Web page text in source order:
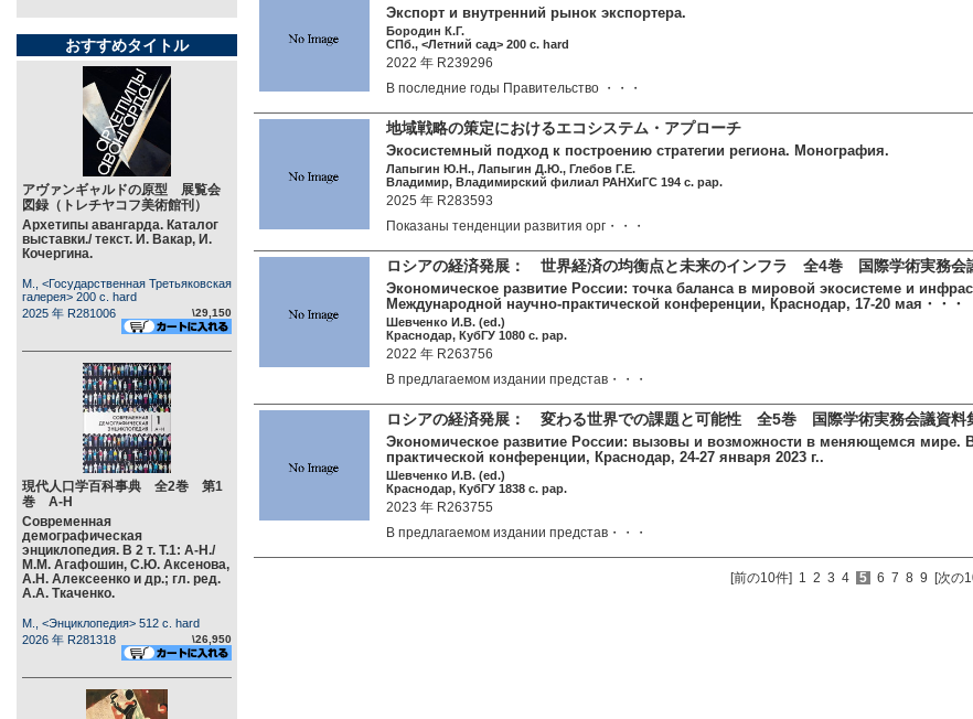
おすすめタイトル
アヴァンギャルドの原型 展覧会
図録（トレチヤコフ美術館刊）
Архетипы авангарда. Каталог
выставки./ текст. И. Вакар, И.
Кочергина.
М., <Государственная Третьяковская
галерея> 200 c. hard
2025 年 R281006
\29,150
現代人口学百科事典 全2巻 第1
巻 А-Н
Современная
демографическая
энциклопедия. В 2 т. Т.1: А-Н./
М.М. Агафошин, С.Ю. Аксенова,
А.Н. Алексеенко и др.; гл. ред.
А.А. Ткаченко.
М., <Энциклопедия> 512 c. hard
2026 年 R281318
\26,950
Экспорт и внутренний рынок экспортера.
Бородин К.Г.
СПб., <Летний сад> 200 c. hard
2022 年 R239296
В последние годы Правительство ・・・
地域戦略の策定におけるエコシステム・アプローチ
Экосистемный подход к построению стратегии региона. Монография.
Лапыгин Ю.Н., Лапыгин Д.Ю., Глебов Г.Е.
Владимир, Владимирский филиал РАНХиГС 194 c. pap.
2025 年 R283593
Показаны тенденции развития орг・・・
ロシアの経済発展： 世界経済の均衡点と未来のインフラ 全4巻 国際学術実務会
Экономическое развитие России: точка баланса в мировой экосистеме и
Международной научно-практической конференции, Краснодар, 17-20 мая・・・
Шевченко И.В. (ed.)
Краснодар, КубГУ 1080 c. pap.
2022 年 R263756
В предлагаемом издании представ・・・
ロシアの経済発展： 変わる世界での課題と可能性 全5巻 国際学術実務会議資料
Экономическое развитие России: вызовы и возможности в меняющемся мире.
практической конференции, Краснодар, 24-27 января 2023 г..
Шевченко И.В. (ed.)
Краснодар, КубГУ 1838 c. pap.
2023 年 R263755
В предлагаемом издании представ・・・
[前の10件] 1 2 3 4 5 6 7 8 9 [次の